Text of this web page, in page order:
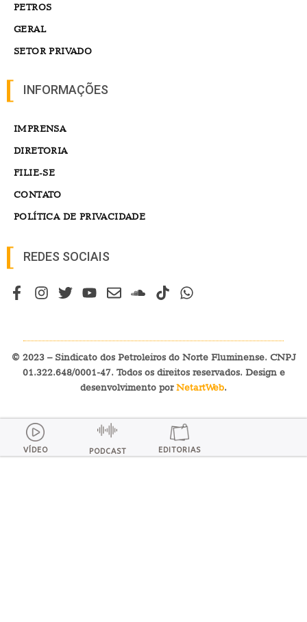
PETROS
GERAL
SETOR PRIVADO
INFORMAÇÕES
IMPRENSA
DIRETORIA
FILIE-SE
CONTATO
POLÍTICA DE PRIVACIDADE
REDES SOCIAIS
© 2023 – Sindicato dos Petroleiros do Norte Fluminense. CNPJ
01.322.648/0001-47. Todos os direitos reservados. Design e
desenvolvimento porNetartWeb.
VÍDEO PODCAST EDITORIAS